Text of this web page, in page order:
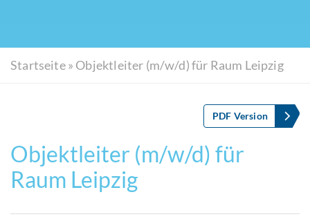
Startseite» Objektleiter (m/w/d) für Raum Leipzig
PDF Version
Objektleiter (m/w/d) für
Raum Leipzig